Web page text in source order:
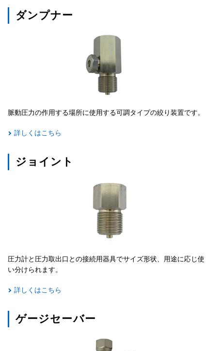
ダンプナー
脈動圧力の作用する場所に使用する可調タイプの絞り装置です。
詳しくはこちら
ジョイント
圧力計と圧力取出口との接続用器具でサイズ形状、用途に応じ使
い分けられます。
詳しくはこちら
ゲージセーバー